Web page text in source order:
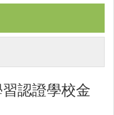
認證學校金